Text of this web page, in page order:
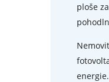
ploše